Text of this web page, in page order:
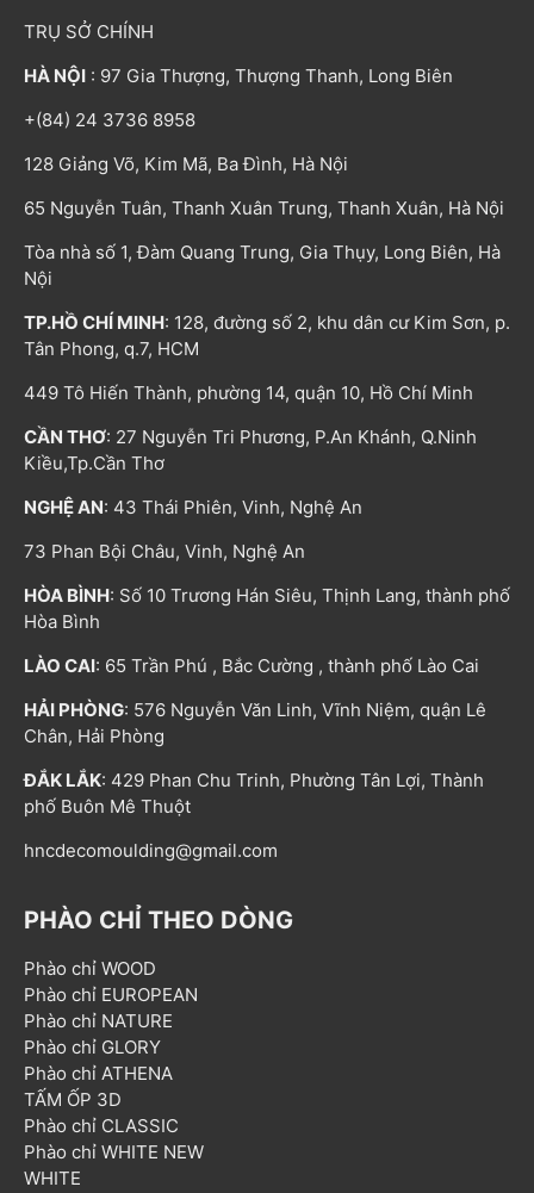
TRỤ SỞ CHÍNH
HÀ NỘI : 97 Gia Thượng, Thượng Thanh, Long Biên
+(84) 24 3736 8958
128 Giảng Võ, Kim Mã, Ba Đình, Hà Nội
65 Nguyễn Tuân, Thanh Xuân Trung, Thanh Xuân, Hà Nội
Tòa nhà số 1, Đàm Quang Trung, Gia Thụy, Long Biên, Hà
Nội
TP.HỒ CHÍ MINH: 128, đường số 2, khu dân cư Kim Sơn, p.
Tân Phong, q.7, HCM
449 Tô Hiến Thành, phường 14, quận 10, Hồ Chí Minh
CẦN THƠ: 27 Nguyễn Tri Phương, P.An Khánh, Q.Ninh
Kiều,Tp.Cần Thơ
NGHỆ AN: 43 Thái Phiên, Vinh, Nghệ An
73 Phan Bội Châu, Vinh, Nghệ An
HÒA BÌNH: Số 10 Trương Hán Siêu, Thịnh Lang, thành phố
Hòa Bình
LÀO CAI: 65 Trần Phú , Bắc Cường , thành phố Lào Cai
HẢI PHÒNG: 576 Nguyễn Văn Linh, Vĩnh Niệm, quận Lê
Chân, Hải Phòng
ĐẮK LẮK: 429 Phan Chu Trinh, Phường Tân Lợi, Thành
phố Buôn Mê Thuột
hncdecomoulding@gmail.com
PHÀO CHỈ THEO DÒNG
Phào chỉ WOOD
Phào chỉ EUROPEAN
Phào chỉ NATURE
Phào chỉ GLORY
Phào chỉ ATHENA
TẤM ỐP 3D
Phào chỉ CLASSIC
Phào chỉ WHITE NEW
WHITE